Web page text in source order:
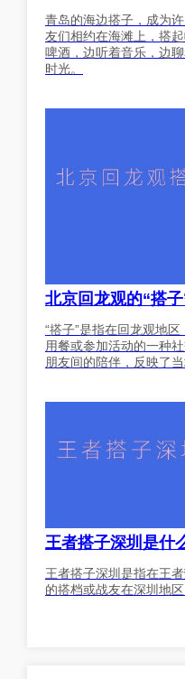
青岛的海边搭子，成为
友们相约在海滩上，搭
啤酒，边听着音乐，边
时光。
北京回龙观的“搭
“搭子”是指在回龙观地
用餐或参加活动的一种
朋友间的陪伴，反映了
王者搭子深圳是什
王者搭子深圳是指在王
的搭档或战友在深圳地区